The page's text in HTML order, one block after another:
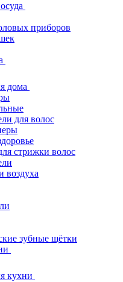
приборов
дома
для волос
стрижки волос
воздуха
зубные щётки
кухни